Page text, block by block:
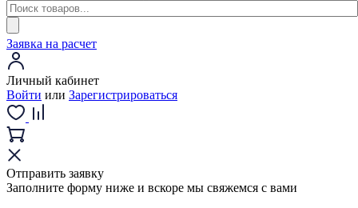
Заявка на расчет
Личный кабинет
Войти или Зарегистрироваться
Отправить заявку
Заполните форму ниже и вскоре мы свяжемся с вами